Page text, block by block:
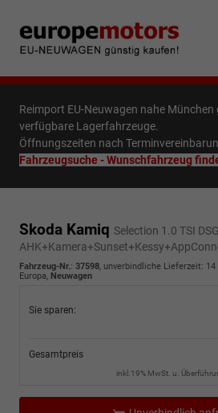
Reimport EU-Neuwagen nahe
verfügbare Lagerfahrzeuge.
Öffnungszeiten nach
Fahrzeugsuche - Wunschfahrzeug
Skoda Kamiq Selection 1.0 TSI DSG
Fahrzeug-Nr.: 37598, unverbindliche Lieferzeit: 14
Europa, Neuwagen
Sie sparen:
Gesamtpreis
inkl.19% MwSt. u.